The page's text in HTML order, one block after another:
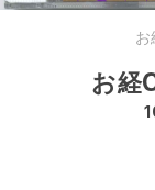
お経